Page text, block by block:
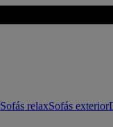
Sofás relaxSofás exterior